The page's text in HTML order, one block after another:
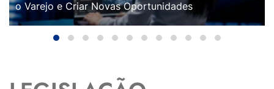
o Varejo e Criar Novas Oportunidades